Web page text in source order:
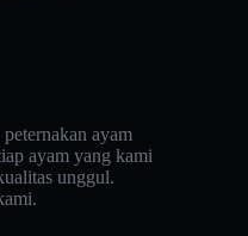
ayam
ayam yang kami
unggul.